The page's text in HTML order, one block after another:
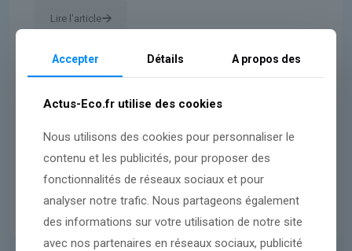
Lire l'article
Accepter Détails A propos des
Actus-Eco.fr utilise des cookies
Nous utilisons des cookies pour personnaliser le
contenu et les publicités, pour proposer des
fonctionnalités de réseaux sociaux et pour
analyser notre trafic. Nous partageons également
des informations sur votre utilisation de notre site
avec nos partenaires en réseaux sociaux, publicité